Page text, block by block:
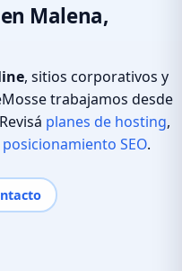
Malena,
, sitios corporativos y
trabajamos desde
planes de hosting,
posicionamiento SEO.